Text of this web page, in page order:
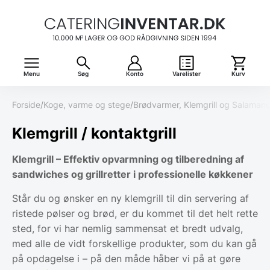
Menu Søg Konto Varelister Kurv
Forside/Koge, varme og stege/Brødvarmer, Klemgrill og
Klemgrill / kontaktgrill
Klemgrill – Effektiv opvarmning og tilberedning af
sandwiches og grillretter i professionelle køkkener
Står du og ønsker en ny klemgrill til din servering af
ristede pølser og brød, er du kommet til det helt rette
sted, for vi har nemlig sammensat et bredt udvalg,
med alle de vidt forskellige produkter, som du kan gå
på opdagelse i – på den måde håber vi på at gøre